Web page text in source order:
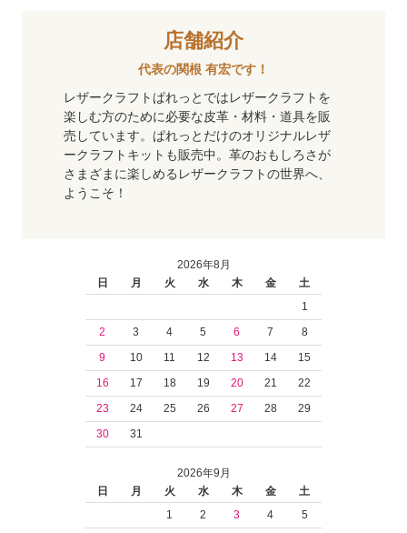
店舗紹介
代表の関根 有宏です！
レザークラフトぱれっとではレザークラフトを
楽しむ方のために必要な皮革・材料・道具を販
売しています。ぱれっとだけのオリジナルレザ
ークラフトキットも販売中。革のおもしろさが
さまざまに楽しめるレザークラフトの世界へ、
ようこそ！
2026年8月
日
月 火 水 木 金
土
1
2
3 4 5 6 7
8
9
10 11 12 13 14
15
16
17 18 19 20 21
22
23
24 25 26 27 28
29
30
31
2026年9月
日
月 火 水 木 金
土
1
2 3 4
5